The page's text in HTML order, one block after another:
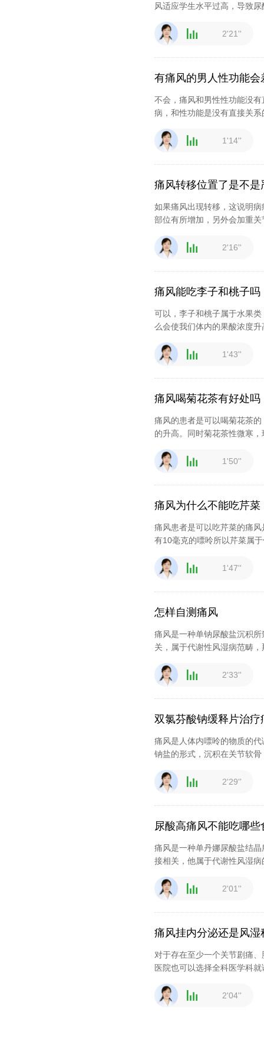
风适应学生水平过高，导致
2'21''
有痛风的男人性功能会
不会，痛风和男性性功能没
病，和性功能是没有直接关
1'14''
痛风转移位置了是不是
如果痛风出现转移，这说明
部位有所增加，另外会加重
2'16''
痛风能吃李子和桃子吗
可以，李子和桃子属于水果
么会使我们体内的果酸浓度
1'43''
痛风喝菊花茶有好处吗
痛风的患者是可以喝菊花茶
的升高。同时菊花茶性微寒
1'50''
痛风为什么不能吃芹菜
痛风患者是可以吃芹菜的痛
有10毫克的嘌呤所以芹菜属
1'47''
怎样自测痛风
痛风是一种单钠尿酸盐沉积
关，属于代谢性风湿病范畴
2'33''
双氯芬酸钠缓释片治
痛风是人体内嘌呤的物质的
钠盐的形式，沉积在关节软
2'29''
尿酸高痛风不能吃哪些
痛风是一种单丹娜尿酸盐结
接相关，他属于代谢性风湿
2'01''
痛风挂内分泌还是风湿
对于存在至少一个关节剧痛
医院也可以选择全科医学科
2'04''